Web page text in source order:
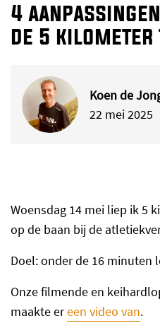
4
de 5
Koen de
22 mei 2025
Woensdag 14 mei liep ik 5
op de baan bij de
Doel: onder de 16 minuten
Onze filmende en
maakte ereen video van.